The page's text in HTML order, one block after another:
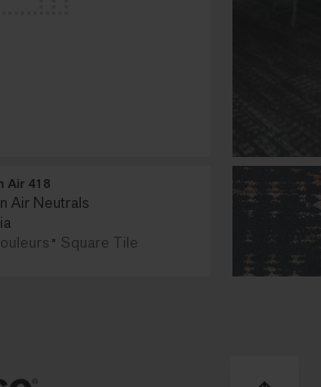
Air 418
Air Neutrals
Square Tile